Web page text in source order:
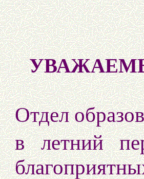
Отдел
в летний